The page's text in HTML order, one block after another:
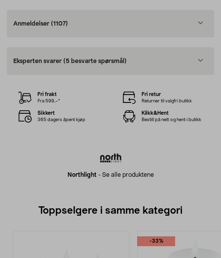
Anmeldelser (1107)
Eksperten svarer (5 besvarte spørsmål)
Northlight - Se alle produktene
Fri frakt
Fra 599,–*
Fri retur
Returner til valgfri butikk
Sikkert
365 dagers åpent kjøp
Klikk&Hent
Bestill på nett og hent i butikk
Toppselgere i samme kategori
-33%